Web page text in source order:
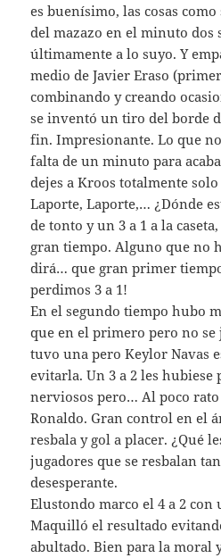
es buenísimo, las cosas
del mazazo en el minuto dos
últimamente a lo suyo. Y
medio de Javier Eraso
combinando y creando
se inventó un tiro del borde
fin. Impresionante. Lo que
falta de un minuto para
dejes a Kroos totalmente
Laporte, Laporte,… ¿Dónde
de tonto y un 3 a 1 a la
gran tiempo. Alguno que no
dirá… que gran primer
perdimos 3 a 1!
En el segundo tiempo hubo
que en el primero pero no
tuvo una pero Keylor Navas
evitarla. Un 3 a 2 les hubiese
nerviosos pero… Al poco
Ronaldo. Gran control en el
resbala y gol a placer. ¿Qué
jugadores que se resbalan
desesperante.
Elustondo marco el 4 a 2 con
Maquilló el resultado
abultado. Bien para la moral